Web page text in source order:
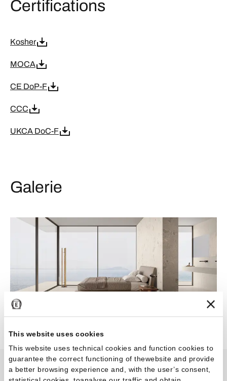
This website uses cookies
This website uses technical cookies and function cookies to
guarantee the correct functioning of thewebsite and provide
a better browsing experience and, with the user’s consent,
Certifications
Kosher
MOCA
CE DoP-F
CCC
UKCA DoC-F
Galerie